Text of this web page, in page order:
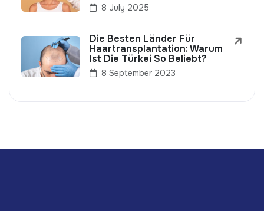
8 July 2025
Die Besten Länder Für
Haartransplantation: Warum
Ist Die Türkei So Beliebt?
8 September 2023